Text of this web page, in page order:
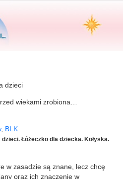
dzieci
wiekami zrobiona…
, BLK
Łóżeczko dla dziecka. Kołyska.
w zasadzie są znane, lecz chcę
oraz ich znaczenie w